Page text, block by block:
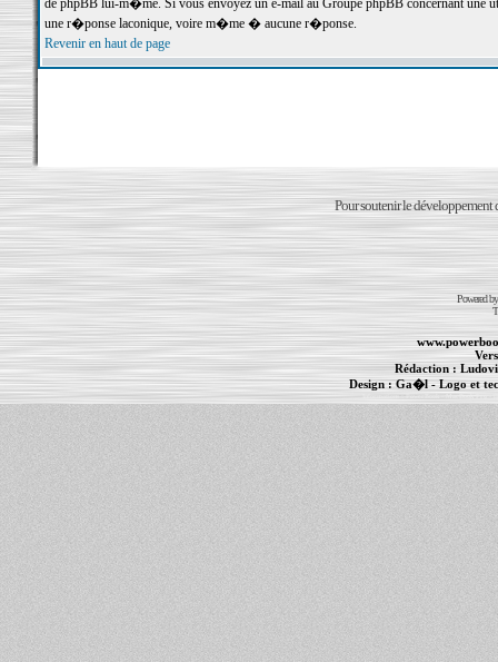
de phpBB lui-m�me. Si vous envoyez un e-mail au Groupe phpBB concernant une
une r�ponse laconique, voire m�me � aucune r�ponse.
Revenir en haut de page
Pour soutenir le développement
Powered
Rédaction :
Design :Ga�l- Logo et
Informations :